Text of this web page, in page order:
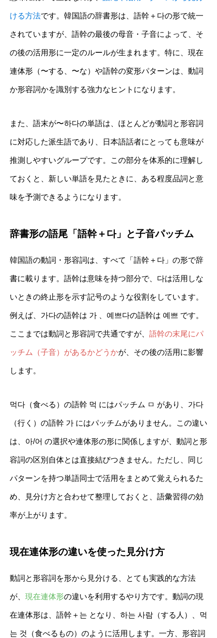
ける方法です。韓国語の辞書形は、語幹＋다の形で統一
されていますが、語幹の最後の母音・子音によって、そ
の後の活用形に一定のルールが生まれます。特に、現在
連体形（〜する、〜な）や語幹の変形パターンは、動詞
か形容詞かを識別する強力なヒントになります。
また、語末が〜하다の単語は、ほとんどが動詞と形容詞
に対応した派生語であり、日本語話者にとっても意味が
推測しやすいグループです。この部分を体系的に理解し
ておくと、新しい単語を見たときに、ある程度品詞と意
味を予測できるようになります。
辞書形の語尾「語幹＋다」と子音パッチム
韓国語の動詞・形容詞は、すべて「語幹＋다」の形で辞
書に載ります。語幹は意味を持つ部分で、다は活用しな
いときの終止形を示す記号のような役割をしています。
例えば、가다の語幹は 가 、예쁘다の語幹は 예쁘 です。
ここまでは動詞と形容詞で共通ですが、 語幹の末尾にパ
ッチム（子音）があるかどうかが、その後の活用に影響
します。
먹다（食べる）の語幹 먹 にはパッチム ㅁ があり、가다
（行く）の語幹 가 にはパッチムがありません。この違い
は、아/어 の選択や連体形の形に関係しますが、動詞と形
容詞の区別自体とは直接結びつきません。ただし、同じ
パターンを持つ単語同士で活用をまとめて覚えられるた
め、見分け方と合わせて整理しておくと、語彙習得の効
率が上がります。
現在連体形の違いを使った見分け方
動詞と形容詞を形から見分ける、とても実践的な方法
が、 現在連体形の違いを利用するやり方です。動詞の現
在連体形は、語幹＋는 となり、하는 사람（する人）、먹
는 것（食べるもの）のように活用します。一方、形容詞